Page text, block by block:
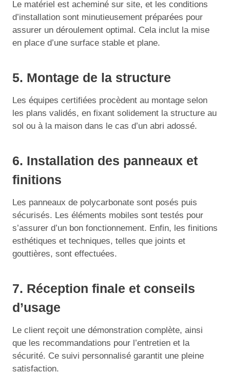
Le matériel est acheminé sur site, et les conditions
d’installation sont minutieusement préparées pour
assurer un déroulement optimal. Cela inclut la mise
en place d’une surface stable et plane.
5. Montage de la structure
Les équipes certifiées procèdent au montage selon
les plans validés, en fixant solidement la structure au
sol ou à la maison dans le cas d’un abri adossé.
6. Installation des panneaux et
finitions
Les panneaux de polycarbonate sont posés puis
sécurisés. Les éléments mobiles sont testés pour
s’assurer d’un bon fonctionnement. Enfin, les finitions
esthétiques et techniques, telles que joints et
gouttières, sont effectuées.
7. Réception finale et conseils
d’usage
Le client reçoit une démonstration complète, ainsi
que les recommandations pour l’entretien et la
sécurité. Ce suivi personnalisé garantit une pleine
satisfaction.